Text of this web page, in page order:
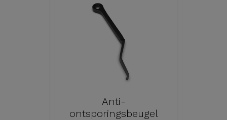
Anti-
ontsporingsbeugel